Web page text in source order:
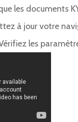
les documents
à jour votre
les